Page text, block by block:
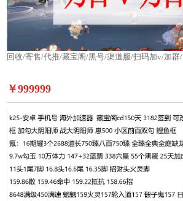
回收/寄售/代推/藏宝阁/黑号/渠道服/扫码加v/加群/
￥999999